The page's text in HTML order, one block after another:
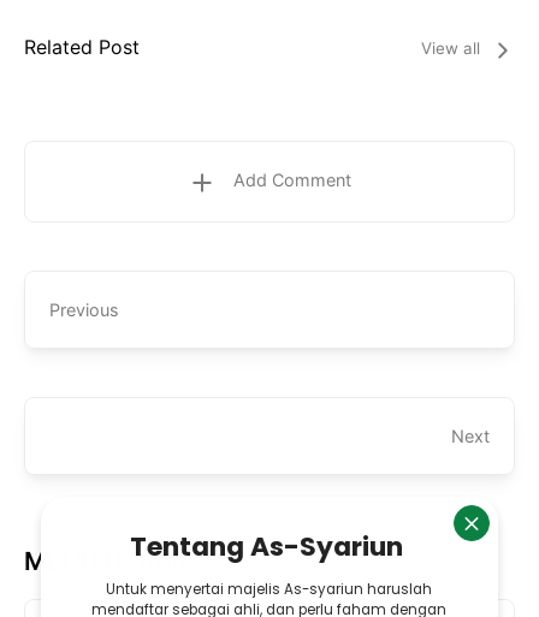
Related Post View all
Add Comment
Previous
Next
MENU UTAMA